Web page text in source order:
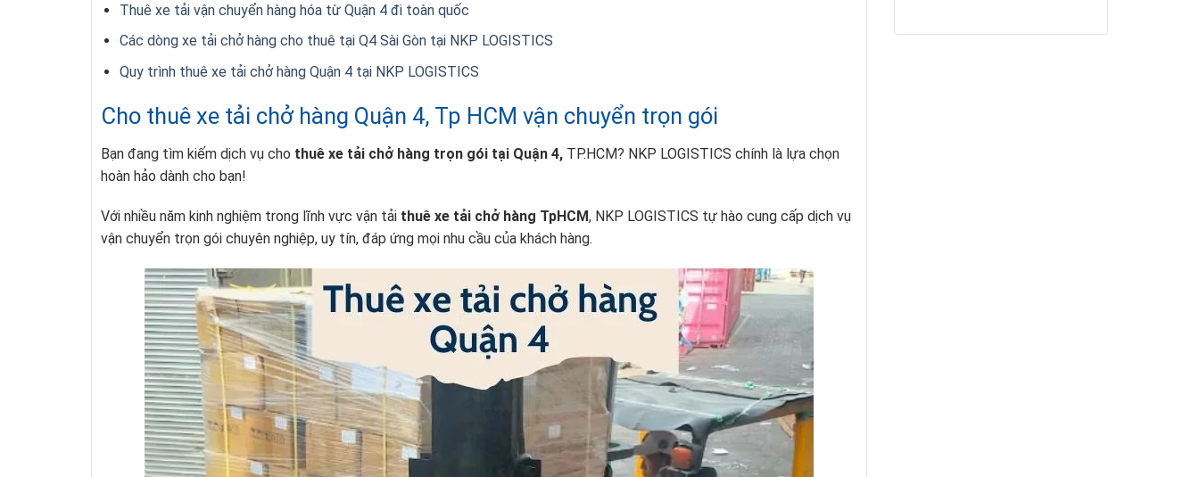
Thuê xe tải vận chuyển hàng hóa từ Quận 4 đi toàn quốc
Các dòng xe tải chở hàng cho thuê tại Q4 Sài Gòn tại NKP LOGISTICS
Quy trình thuê xe tải chở hàng Quận 4 tại NKP LOGISTICS
Cho thuê xe tải chở hàng Quận 4, Tp HCM vận chuyển trọn gói
Bạn đang tìm kiếm dịch vụ cho thuê xe tải chở hàng trọn gói tại Quận 4, TP.HCM? NKP LOGISTICS chính là lựa chọn
hoàn hảo dành cho bạn!
Với nhiều năm kinh nghiệm trong lĩnh vực vận tải thuê xe tải chở hàng TpHCM, NKP LOGISTICS tự hào cung cấp dịch vụ
vận chuyển trọn gói chuyên nghiệp, uy tín, đáp ứng mọi nhu cầu của khách hàng.